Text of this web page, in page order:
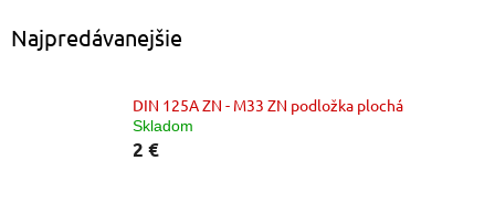
Najpredávanejšie
DIN 125A ZN - M33 ZN podložka plochá
Skladom
2 €